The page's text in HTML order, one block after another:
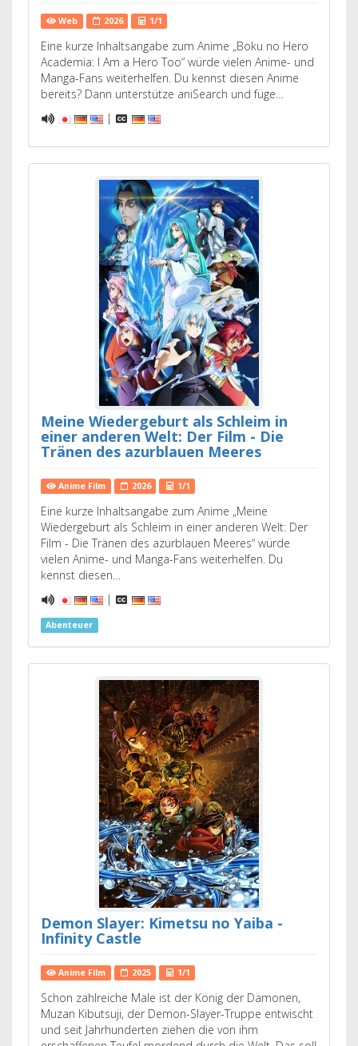
Web 2026 1/1
Eine kurze Inhaltsangabe zum Anime „Boku no Hero
Academia: I Am a Hero Too“ würde vielen Anime- und
Manga-Fans weiterhelfen. Du kennst diesen Anime
bereits? Dann unterstütze aniSearch und füge…
|
Meine Wiedergeburt als Schleim in
einer anderen Welt: Der Film - Die
Tränen des azurblauen Meeres
Anime Film 2026 1/1
Eine kurze Inhaltsangabe zum Anime „Meine
Wiedergeburt als Schleim in einer anderen Welt: Der
Film - Die Tränen des azurblauen Meeres“ würde
vielen Anime- und Manga-Fans weiterhelfen. Du
kennst diesen…
|
Abenteuer
Demon Slayer: Kimetsu no Yaiba -
Infinity Castle
Anime Film 2025 1/1
Schon zahlreiche Male ist der König der Dämonen,
Muzan Kibutsuji, der Demon-Slayer-Truppe entwischt
und seit Jahrhunderten ziehen die von ihm